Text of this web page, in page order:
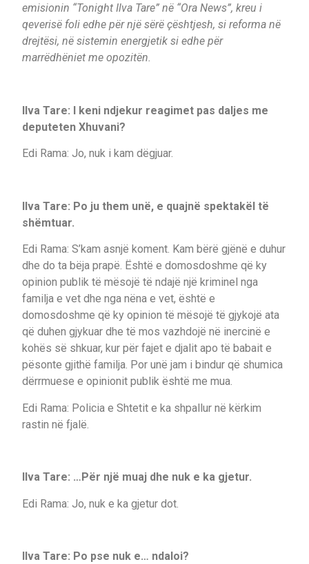
emisionin “Tonight Ilva Tare” në “Ora News”, kreu i
qeverisë foli edhe për një sërë çështjesh, si reforma në
drejtësi, në sistemin energjetik si edhe për
marrëdhëniet me opozitën.
Ilva Tare: I keni ndjekur reagimet pas daljes me
deputeten Xhuvani?
Edi Rama: Jo, nuk i kam dëgjuar.
Ilva Tare: Po ju them unë, e quajnë spektakël të
shëmtuar.
Edi Rama: S’kam asnjë koment. Kam bërë gjënë e duhur
dhe do ta bëja prapë. Është e domosdoshme që ky
opinion publik të mësojë të ndajë një kriminel nga
familja e vet dhe nga nëna e vet, është e
domosdoshme që ky opinion të mësojë të gjykojë ata
që duhen gjykuar dhe të mos vazhdojë në inercinë e
kohës së shkuar, kur për fajet e djalit apo të babait e
pësonte gjithë familja. Por unë jam i bindur që shumica
dërrmuese e opinionit publik është me mua.
Edi Rama: Policia e Shtetit e ka shpallur në kërkim
rastin në fjalë.
Ilva Tare: …Për një muaj dhe nuk e ka gjetur.
Edi Rama: Jo, nuk e ka gjetur dot.
Ilva Tare: Po pse nuk e… ndaloi?